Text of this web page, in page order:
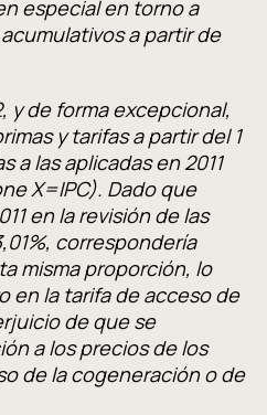
especial en torno a
a partir de
y de forma excepcional,
y tarifas a partir del 1
a las aplicadas en 2011
X=IPC). Dado que
en la revisión de las
correspondería
misma proporción, lo
en la tarifa de acceso de
de que se
a los precios de los
de la cogeneración o de